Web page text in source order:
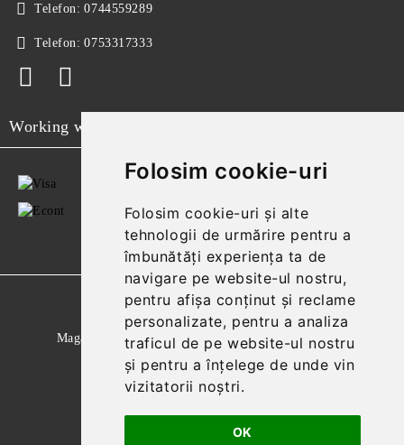
Folosim cookie-uri
Folosim cookie-uri și alte
tehnologii de urmărire pentru a
îmbunătăți experiența ta de
navigare pe website-ul nostru,
pentru afișa conținut și reclame
personalizate, pentru a analiza
traficul de pe website-ul nostru
și pentru a înțelege de unde vin
vizitatorii noștri.
OK
Telefon: 0744559289
Telefon: 0753317333
Working with
GDPR
Magazinul nostru respecta 100% prevederile GDPR.
Citeste politica de confidentialitate
Informatiile mele personale